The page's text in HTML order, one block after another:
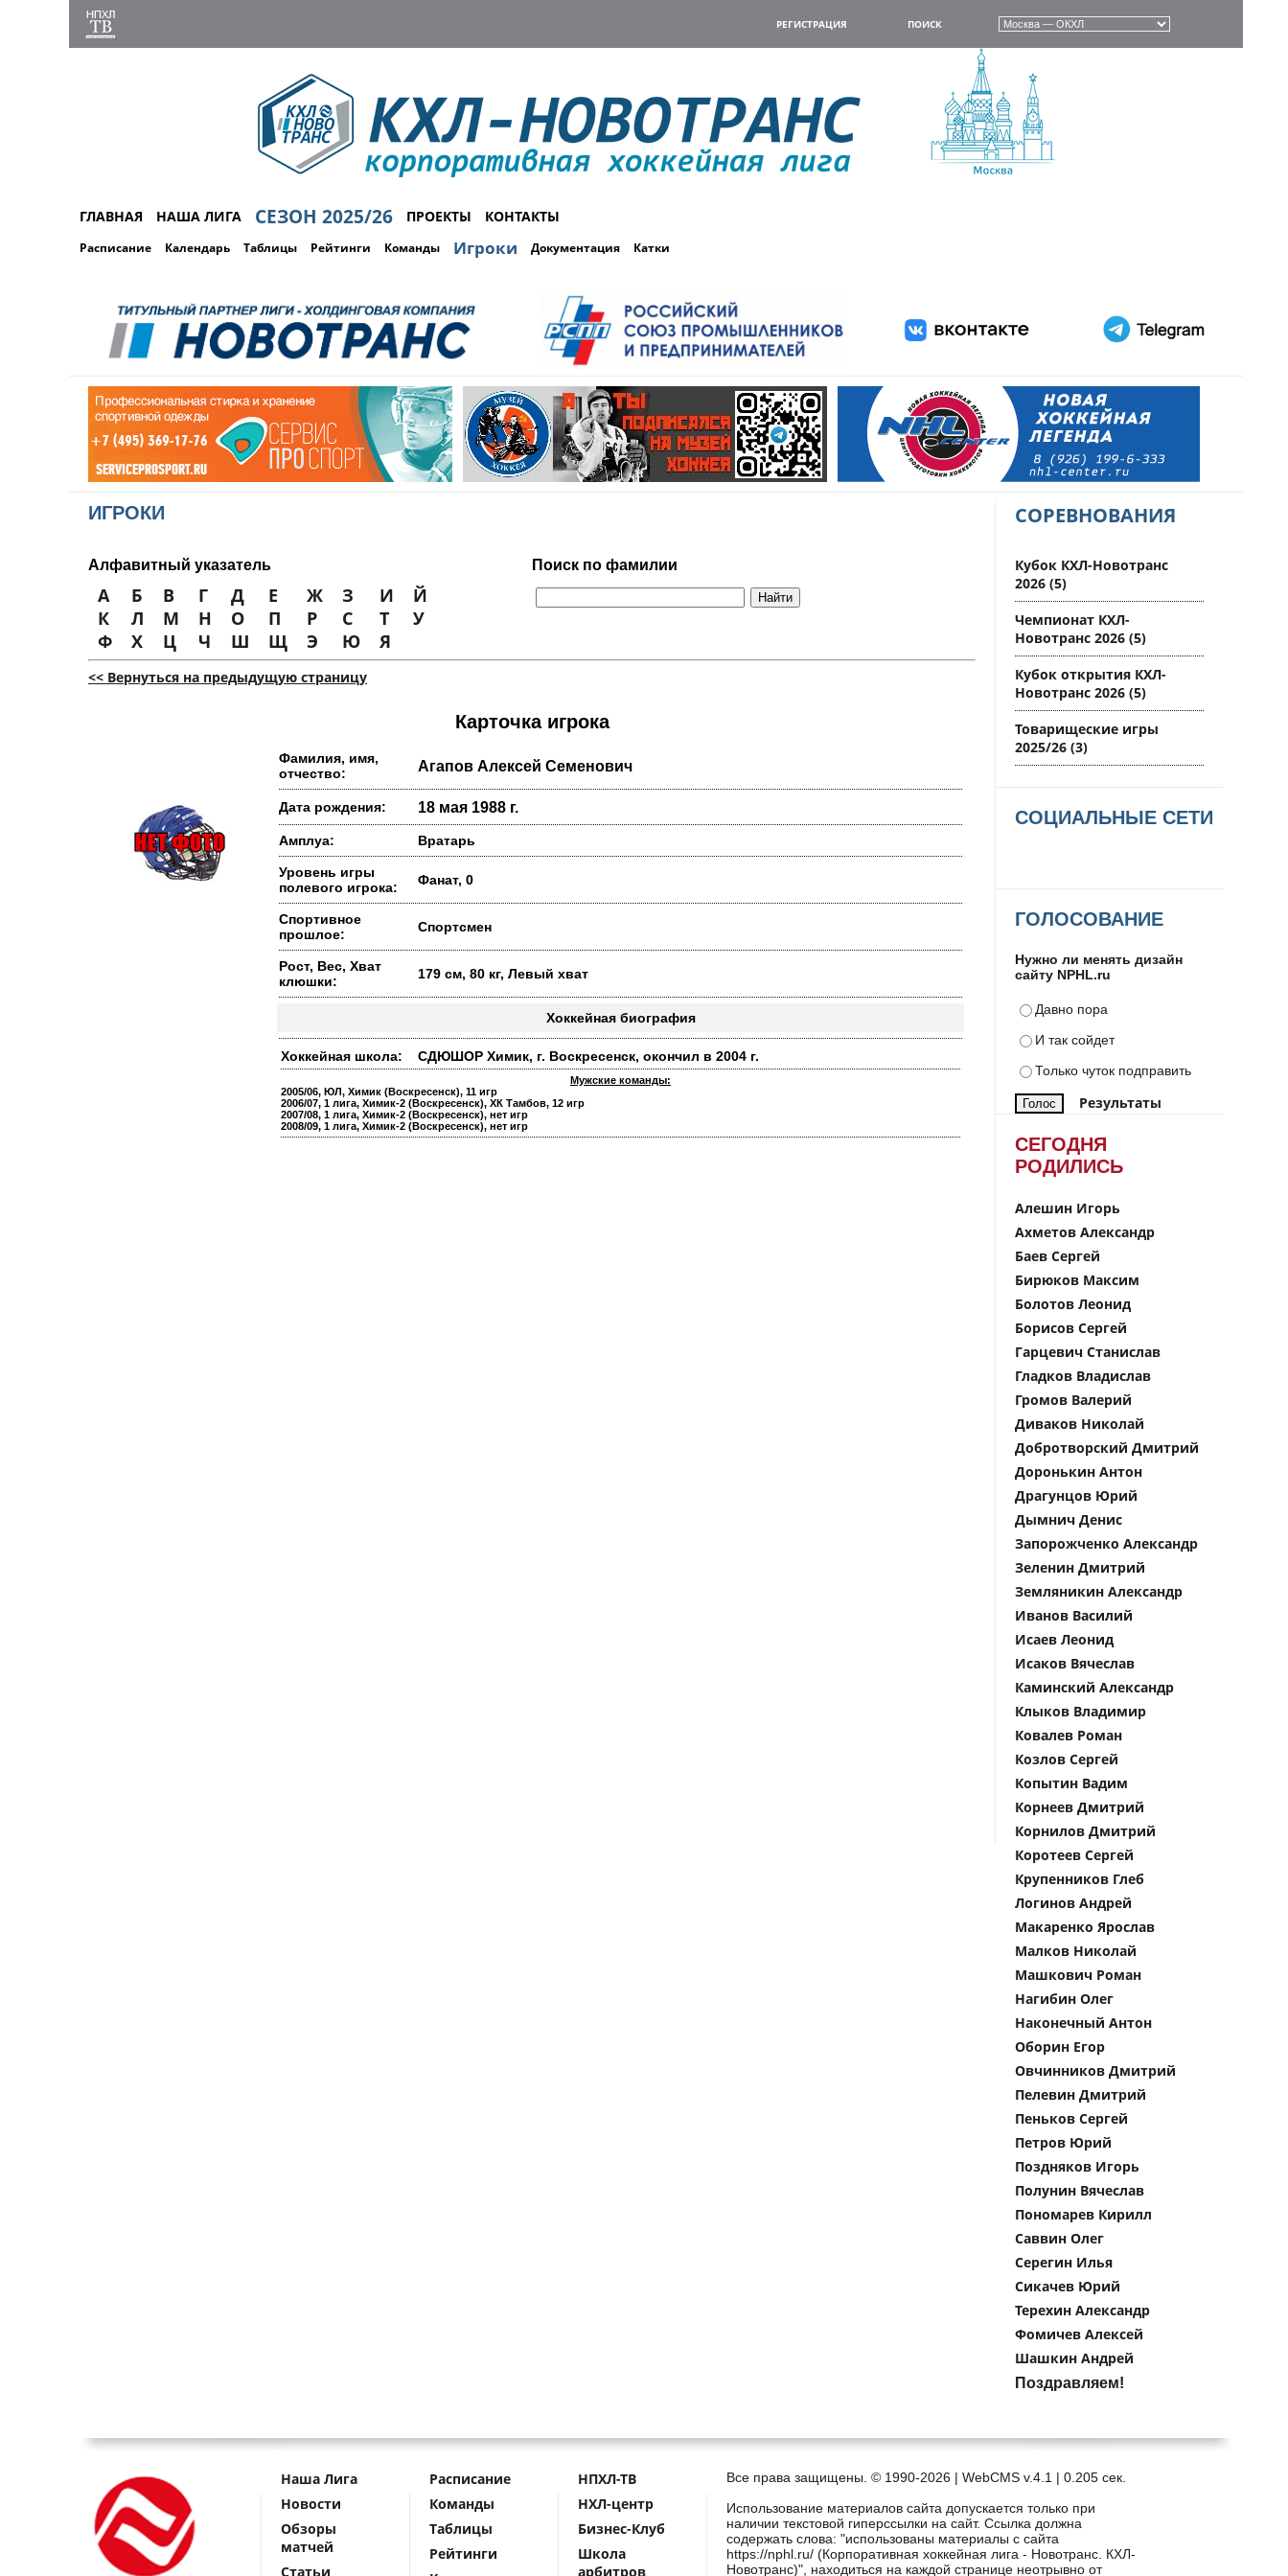
РЕГИСТРАЦИЯ ПОИСК
ГЛАВНАЯ НАША ЛИГА СЕЗОН 2025/26 ПРОЕКТЫ КОНТАКТЫ
Расписание Календарь Таблицы Рейтинги Команды Игроки Документация Катки
ИГРОКИ
Алфавитный указатель Поиск по фамилии
А Б В Г Д Е Ж З И
Й
К
Л М Н О П Р С Т
У
Ф
Х Ц Ч Ш Щ Э Ю Я
<< Вернуться на предыдущую страницу
Карточка игрока
Фамилия, имя,
отчество:
Агапов Алексей Семенович
Дата рождения: 18 мая 1988 г.
Амплуа: Вратарь
Уровень игры
полевого игрока:
Фанат, 0
Спортивное
прошлое:
Спортсмен
Рост, Вес, Хват
клюшки:
179 см, 80 кг, Левый хват
Хоккейная биография
Хоккейная школа: СДЮШОР Химик, г. Воскресенск, окончил в 2004 г.
Мужские команды:
2005/06, ЮЛ, Химик (Воскресенск), 11 игр
2006/07, 1 лига, Химик-2 (Воскресенск), ХК Тамбов, 12 игр
2007/08, 1 лига, Химик-2 (Воскресенск), нет игр
2008/09, 1 лига, Химик-2 (Воскресенск), нет игр
СОРЕВНОВАНИЯ
Кубок КХЛ-Новотранс
2026 (5)
Чемпионат КХЛ-
Новотранс 2026 (5)
Кубок открытия КХЛ-
Новотранс 2026 (5)
Товарищеские игры
2025/26 (3)
СОЦИАЛЬНЫЕ СЕТИ
ГОЛОСОВАНИЕ
Нужно ли менять дизайн
сайту NPHL.ru
Давно пора
И так сойдет
Только чуток подправить
Результаты
СЕГОДНЯ
РОДИЛИСЬ
Алешин Игорь
Ахметов Александр
Баев Сергей
Бирюков Максим
Болотов Леонид
Борисов Сергей
Гарцевич Станислав
Гладков Владислав
Громов Валерий
Диваков Николай
Добротворский Дмитрий
Доронькин Антон
Драгунцов Юрий
Дымнич Денис
Запорожченко Александр
Зеленин Дмитрий
Земляникин Александр
Иванов Василий
Исаев Леонид
Исаков Вячеслав
Каминский Александр
Клыков Владимир
Ковалев Роман
Козлов Сергей
Копытин Вадим
Корнеев Дмитрий
Корнилов Дмитрий
Коротеев Сергей
Крупенников Глеб
Логинов Андрей
Макаренко Ярослав
Малков Николай
Машкович Роман
Нагибин Олег
Наконечный Антон
Оборин Егор
Овчинников Дмитрий
Пелевин Дмитрий
Пеньков Сергей
Петров Юрий
Поздняков Игорь
Полунин Вячеслав
Пономарев Кирилл
Саввин Олег
Серегин Илья
Сикачев Юрий
Терехин Александр
Фомичев Алексей
Шашкин Андрей
Поздравляем!
Наша Лига
Новости
Обзоры
матчей
Статьи
Расписание
Команды
Таблицы
Рейтинги
НПХЛ-ТВ
НХЛ-центр
Бизнес-Клуб
Школа
арбитров
Все права защищены. © 1990-2026 | WebCMS v.4.1 | 0.205 сек.
Использование материалов сайта допускается только при
наличии текстовой гиперссылки на сайт. Ссылка должна
содержать слова: "использованы материалы с сайта
https://nphl.ru/ (Корпоративная хоккейная лига - Новотранс. КХЛ-
Новотранс)", находиться на каждой странице неотрывно от